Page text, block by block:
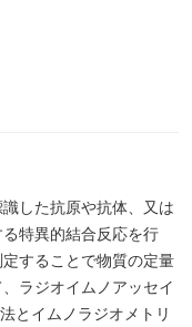
した抗原や抗体、又は
特異的結合反応を行
することで物質の定量
ラジオイムノアッセイ
とイムノラジオメトリ